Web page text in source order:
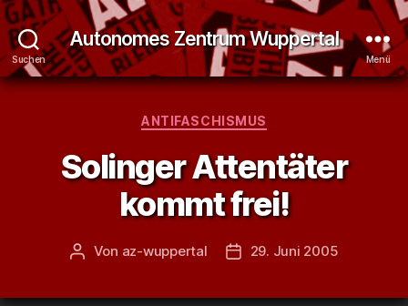
Suchen
Autonomes Zentrum Wuppertal
Menü
Kategorien
ANTIFASCHISMUS
Solinger Attentäter
kommt frei!
Beitragsautor
Von az-wuppertal Veröffentlichungsdatum
29. Juni 2005